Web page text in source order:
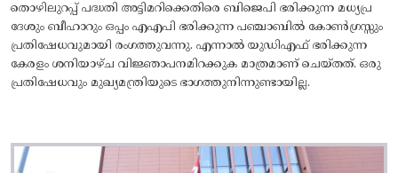
തൊഴിലുറപ്പ് പദ്ധതി അട്ടിമറിക്കെതിരെ ബിജെപി ഭരിക്കുന്ന മധ്യപ്ര
ദേശും ബീഹാറും ഒപ്പം എഎപി ഭരിക്കുന്ന പഞ്ചാബിൽ കോൺഗ്രസ്സും
പ്രതിഷേധവുമായി രംഗത്തുവന്നു. എന്നാൽ യുഡിഎഫ് ഭരിക്കുന്ന
കേരളം ശനിയാഴ്ച വിജ്ഞാപനമിറക്കുക മാത്രമാണ് ചെയ്തത്. ഒരു
പ്രതിഷേധവും മുഖ്യമന്ത്രിയുടെ ഭാഗത്തുനിന്നുണ്ടായില്ല.